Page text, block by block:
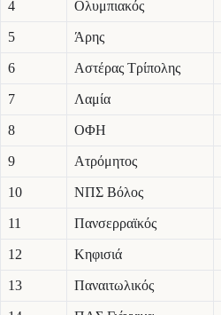
4 Ολυμπιακός
5 Άρης
6 Αστέρας Τρίπολης
7 Λαμία
8 ΟΦΗ
9 Ατρόμητος
10 ΝΠΣ Βόλος
11 Πανσερραϊκός
12 Κηφισιά
13 Παναιτωλικός